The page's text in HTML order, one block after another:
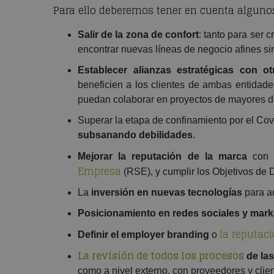
Para ello deberemos tener en cuenta
Salir de la zona de confort: tanto para ser
encontrar nuevas líneas de negocio afines
Establecer alianzas estratégicas con
beneficien a los clientes de ambas
puedan colaborar en proyectos de mayores
Superar la etapa de confinamiento por el
subsanando debilidades.
Mejorar la reputación de la marca con
Empresa (RSE), y cumplir los Objetivos de
La inversión en nuevas tecnologías para
Posicionamiento en redes sociales y
Definir el employer branding o la
La revisión de todos los procesos de
como a nivel externo, con proveedores y